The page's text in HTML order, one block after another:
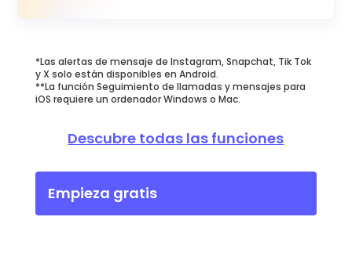
*Las alertas de mensaje de Instagram, Snapchat, Tik Tok
y X solo están disponibles en Android.
**La función Seguimiento de llamadas y mensajes para
iOS requiere un ordenador Windows o Mac.
Descubre todas las funciones
Empieza gratis